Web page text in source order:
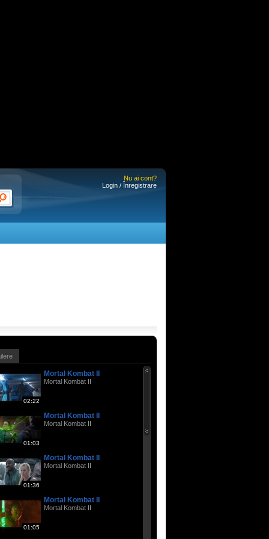
Nu ai cont?
Login / Înregistrare
02:22
Mortal Kombat II
Mortal Kombat II
01:03
Mortal Kombat II
Mortal Kombat II
01:36
Mortal Kombat II
Mortal Kombat II
01:05
Mortal Kombat II
Mortal Kombat II